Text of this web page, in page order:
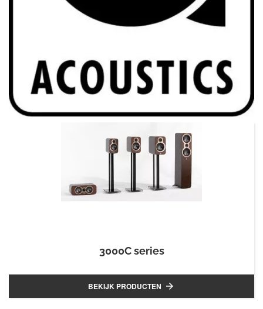
3000C series
BEKIJK PRODUCTEN 